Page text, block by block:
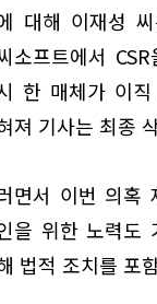
대해 이재성
소프트에서
한 매체가 이
져 기사는 최종
면서 이번 의혹
을 위한 노력도
법적 조치를 포